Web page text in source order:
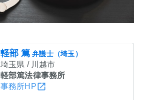
軽部 篤 弁護士（埼玉）
埼玉県 / 川越市
軽部篤法律事務所
事務所HP